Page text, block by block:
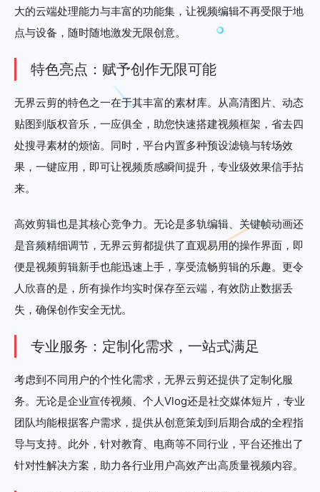
大的云端处理能力与丰富的功能集，让视频编辑不再受限于地
点与设备，随时随地激发无限创意。
特色亮点：赋予创作无限可能
无界云剪的特色之一在于其丰富的素材库。从高清图片、动态
贴图到版权音乐，一应俱全，助您快速搭建视频框架，省去四
处搜寻素材的烦恼。同时，平台内置多种预设滤镜与转场效
果，一键应用，即可让视频质感瞬间提升，专业级效果信手拈
来。
高效剪辑也是其核心竞争力。无论是多轨编辑、关键帧动画还
是音频精细调节，无界云剪都提供了直观易用的操作界面，即
便是视频剪辑新手也能迅速上手，享受流畅剪辑的乐趣。更令
人欣喜的是，所有操作均实时保存至云端，有效防止数据丢
失，确保创作安全无忧。
专业服务：定制化需求，一站式满足
考虑到不同用户的个性化需求，无界云剪还提供了定制化服
务。无论是企业宣传视频、个人Vlog还是社交媒体短片，专业
团队均能根据客户需求，提供从创意策划到后期合成的全程指
导与支持。此外，针对教育、电商等不同行业，平台还推出了
针对性解决方案，助力各行业用户高效产出高质量视频内容。